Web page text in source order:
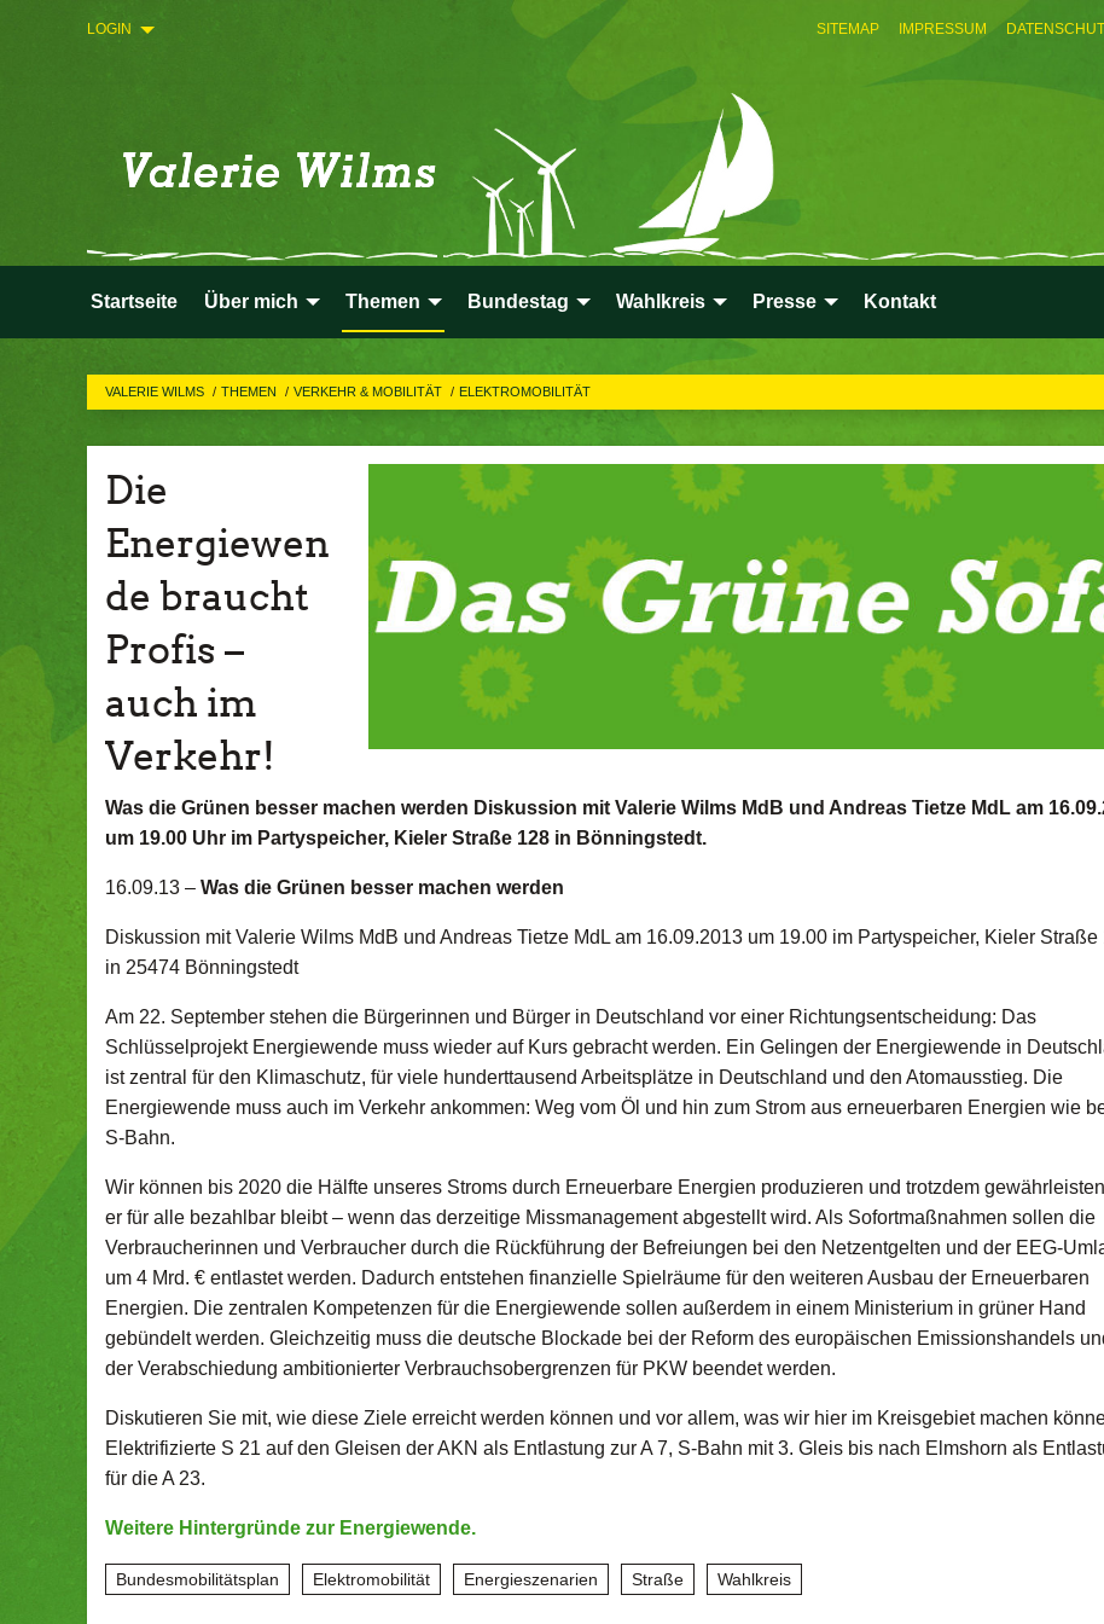
SITEMAP IMPRESSUM
LOGIN
Startseite Über mich Themen Bundestag Wahlkreis Presse Kontakt
VALERIE WILMS THEMEN VERKEHR & MOBILITÄT ELEKTROMOBILITÄT
Die
Energiewen
de braucht
Profis –
auch im
Verkehr!
Was die Grünen besser machen werden Diskussion mit Valerie Wilms MdB und Andreas Tietze MdL am
um 19.00 Uhr im Partyspeicher, Kieler Straße 128 in Bönningstedt.
16.09.13 – Was die Grünen besser machen werden
Diskussion mit Valerie Wilms MdB und Andreas Tietze MdL am 16.09.2013 um 19.00 im Partyspeicher, Kieler Straße
in 25474 Bönningstedt
Am 22. September stehen die Bürgerinnen und Bürger in Deutschland vor einer Richtungsentscheidung: Das
Schlüsselprojekt Energiewende muss wieder auf Kurs gebracht werden. Ein Gelingen der Energiewende in
ist zentral für den Klimaschutz, für viele hunderttausend Arbeitsplätze in Deutschland und den Atomausstieg. Die
Energiewende muss auch im Verkehr ankommen: Weg vom Öl und hin zum Strom aus erneuerbaren Energien wie
S-Bahn.
Wir können bis 2020 die Hälfte unseres Stroms durch Erneuerbare Energien produzieren und trotzdem
er für alle bezahlbar bleibt – wenn das derzeitige Missmanagement abgestellt wird. Als Sofortmaßnahmen sollen die
Verbraucherinnen und Verbraucher durch die Rückführung der Befreiungen bei den Netzentgelten und der EEG-
um 4 Mrd. € entlastet werden. Dadurch entstehen finanzielle Spielräume für den weiteren Ausbau der Erneuerbaren
Energien. Die zentralen Kompetenzen für die Energiewende sollen außerdem in einem Ministerium in grüner Hand
gebündelt werden. Gleichzeitig muss die deutsche Blockade bei der Reform des europäischen Emissionshandels
der Verabschiedung ambitionierter Verbrauchsobergrenzen für PKW beendet werden.
Diskutieren Sie mit, wie diese Ziele erreicht werden können und vor allem, was wir hier im Kreisgebiet machen
Elektrifizierte S 21 auf den Gleisen der AKN als Entlastung zur A 7, S-Bahn mit 3. Gleis bis nach Elmshorn als
für die A 23.
Weitere Hintergründe zur Energiewende.
Bundesmobilitätsplan Elektromobilität Energieszenarien Straße Wahlkreis